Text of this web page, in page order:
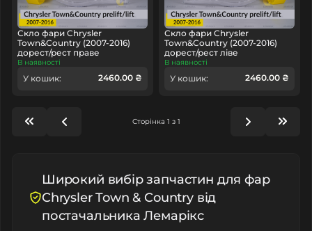
Скло фари Chrysler
Town&Country (2007-2016)
дорест/рест праве
В наявності
У кошик: 2460.00 ₴
Скло фари Chrysler
Town&Country (2007-2016)
дорест/рест ліве
В наявності
У кошик: 2460.00 ₴
Сторінка 1 з 1
Широкий вибір запчастин для фар
Chrysler Town & Country від
постачальника Лемарікс